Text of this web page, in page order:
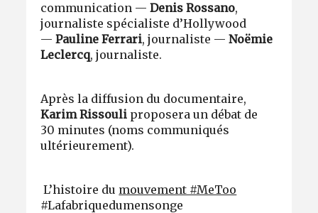
communication —Denis Rossano,
journaliste spécialiste d’Hollywood
—Pauline Ferrari, journaliste —Noëmie
Leclercq, journaliste.
Après la diffusion du documentaire,
Karim Rissouli proposera un débat de
30 minutes (noms communiqués
ultérieurement).
L’histoire du mouvement #MeToo
#Lafabriquedumensonge